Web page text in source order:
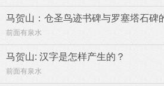
马贺山：仓圣鸟迹书碑与罗塞塔石碑
前面有泉水
马贺山: 汉字是怎样产生的？
前面有泉水